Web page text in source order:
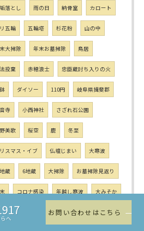
落とし 雨の日 納骨室 カロート
五輪 五輪塔 杉花粉 山の中
大掃除 年末お墓掃除 鳥居
投棄 赤穂浪士 忠臣蔵討ち入りの火
ダイソー 110円 岐阜県揖斐郡
寺 小西神社 さざれ石公園
美歌 桜空 鹿 冬至
スマス・イブ 仏壇じまい 大寒波
蔵 6地蔵 大掃除 お墓掃除見返り
コロナ感染 年越し寒波 大みそか
初日の出 子供の成長
へ
お問い合わせはこちら